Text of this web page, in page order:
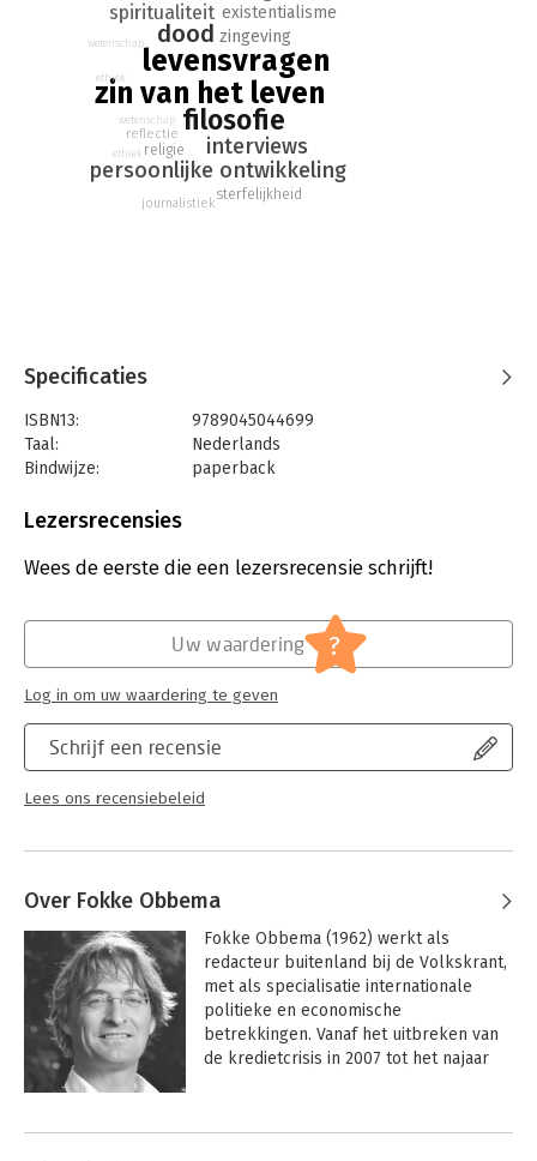
In De zin van het leven bundelt Obbema deze gesprekken én
het artikel waarmee alles begon. Het resultaat is een boek vol
inspirerende antwoorden op vragen die we ons allemaal wel
eens stellen, maar zelden expliciet beantwoorden.
zin van het leven
levensvragen
filosofie
dood
interviews
persoonlijke ontwikkeling
spiritualiteit
zingeving
existentialisme
religie
sterfelijkheid
reflectie
journalistiek
wetenschap
ethiek
wetenschap
ethiek
Specificaties
ISBN13:
9789045044699
Taal:
Nederlands
Bindwijze:
paperback
Uitgever:
Verschijningsdatum:
16-9-2021
Lezersrecensies
Wees de eerste die een lezersrecensie schrijft!
Schrijf een recensie
Lees ons recensiebeleid
Uw waardering ?
Log in om uw waardering te geven
Over Fokke Obbema
Fokke Obbema (1962) werkt als
redacteur buitenland bij de Volkskrant,
met als specialisatie internationale
politieke en economische
betrekkingen. Vanaf het uitbreken van
de kredietcrisis in 2007 tot het najaar
commentator van de krant. In die
Andere boeken door Fokke Obbema